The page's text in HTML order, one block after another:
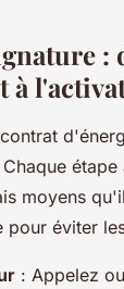
:
à
étape
moyens
éviter
: Appelez